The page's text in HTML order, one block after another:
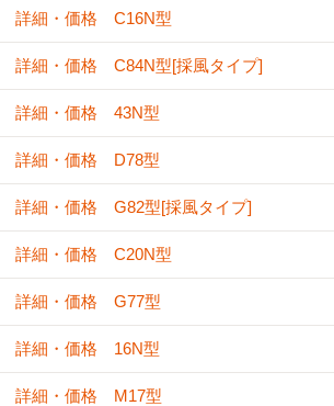
詳細・価格 C16N型
詳細・価格 C84N型[採風タイプ]
詳細・価格 43N型
詳細・価格 D78型
詳細・価格 G82型[採風タイプ]
詳細・価格 C20N型
詳細・価格 G77型
詳細・価格 16N型
詳細・価格 M17型